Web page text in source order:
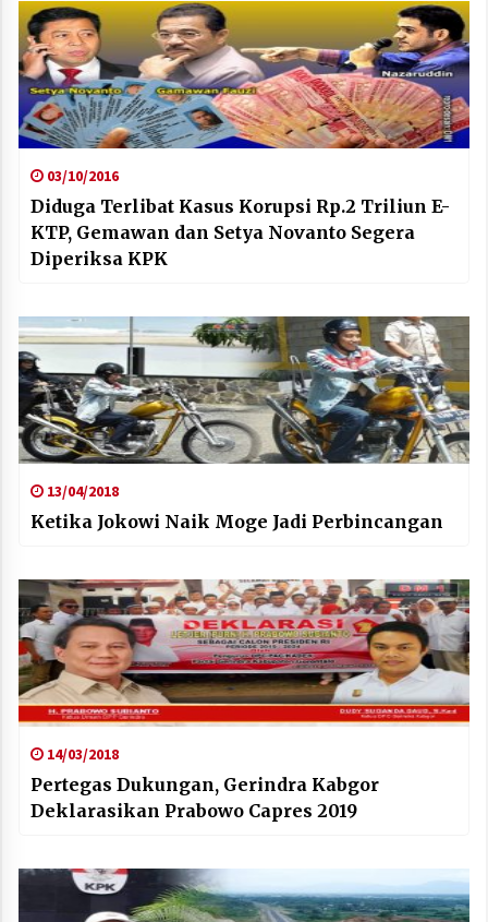
03/10/2016
Diduga Terlibat Kasus Korupsi Rp.2 Triliun E-
KTP, Gemawan dan Setya Novanto Segera
Diperiksa KPK
13/04/2018
Ketika Jokowi Naik Moge Jadi Perbincangan
14/03/2018
Pertegas Dukungan, Gerindra Kabgor
Deklarasikan Prabowo Capres 2019